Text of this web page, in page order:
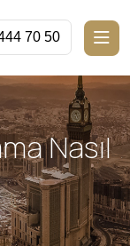
Nasıl
70 50